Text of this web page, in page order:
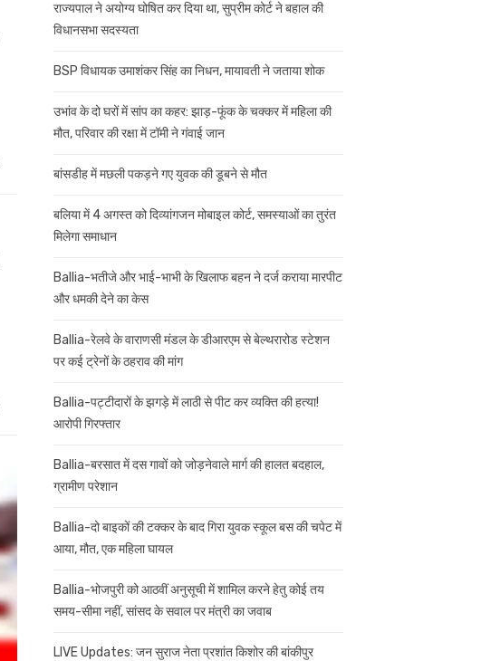
राज्यपाल ने अयोग्य घोषित कर दिया था, सुप्रीम कोर्ट ने बहाल की
विधानसभा सदस्यता
BSP विधायक उमाशंकर सिंह का निधन, मायावती ने जताया शोक
उभांव के दो घरों में सांप का कहर: झाड़-फूंक के चक्कर में महिला की
मौत, परिवार की रक्षा में टॉमी ने गंवाई जान
बांसडीह में मछली पकड़ने गए युवक की डूबने से मौत
बलिया में 4 अगस्त को दिव्यांगजन मोबाइल कोर्ट, समस्याओं का तुरंत
मिलेगा समाधान
Ballia-भतीजे और भाई-भाभी के खिलाफ बहन ने दर्ज कराया मारपीट
और धमकी देने का केस
Ballia-रेलवे के वाराणसी मंडल के डीआरएम से बेल्थरारोड स्टेशन
पर कई ट्रेनों के ठहराव की मांग
Ballia-पट्टीदारों के झगड़े में लाठी से पीट कर व्यक्ति की हत्या!
आरोपी गिरफ्तार
Ballia-बरसात में दस गावों को जोड़नेवाले मार्ग की हालत बदहाल,
ग्रामीण परेशान
Ballia-दो बाइकों की टक्कर के बाद गिरा युवक स्कूल बस की चपेट में
आया, मौत, एक महिला घायल
Ballia-भोजपुरी को आठवीं अनुसूची में शामिल करने हेतु कोई तय
समय-सीमा नहीं, सांसद के सवाल पर मंत्री का जवाब
LIVE Updates: जन सुराज नेता प्रशांत किशोर की बांकीपुर